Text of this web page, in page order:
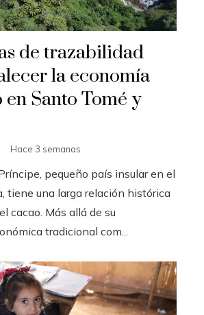
de trazabilidad
la economía
en Santo Tomé y
Hace 3 semanas
pequeño país insular en el
tiene una larga relación histórica
cacao. Más allá de su
tradicional com...